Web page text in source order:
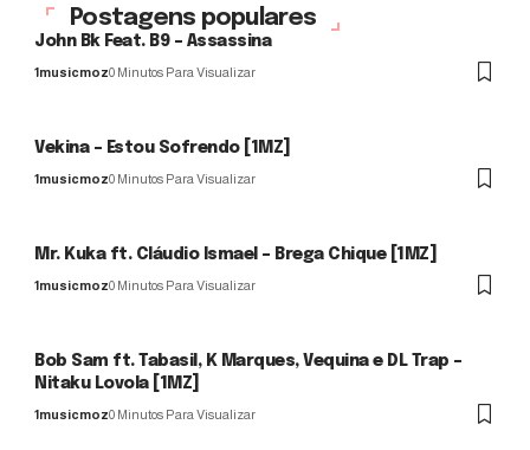
Postagens populares
John Bk Feat. B9 – Assassina
1musicmoz0 Minutos Para Visualizar
Vekina – Estou Sofrendo [1MZ]
1musicmoz0 Minutos Para Visualizar
Mr. Kuka ft. Cláudio Ismael – Brega Chique [1MZ]
1musicmoz0 Minutos Para Visualizar
Bob Sam ft. Tabasil, K Marques, Vequina e DL Trap –
Nitaku Lovola [1MZ]
1musicmoz0 Minutos Para Visualizar